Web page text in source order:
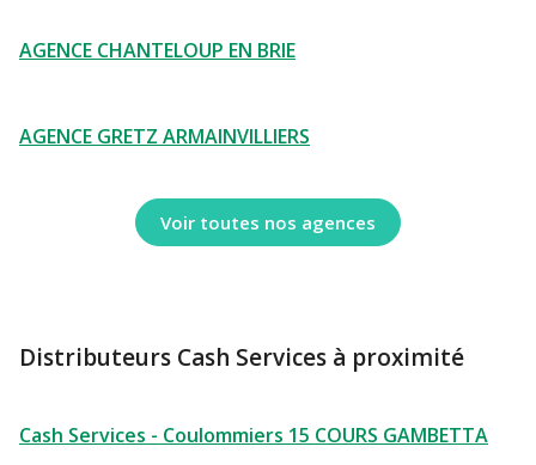
AGENCE CHANTELOUP EN BRIE
AGENCE GRETZ ARMAINVILLIERS
Voir toutes nos agences
Distributeurs Cash Services à proximité
Cash Services - Coulommiers 15 COURS GAMBETTA